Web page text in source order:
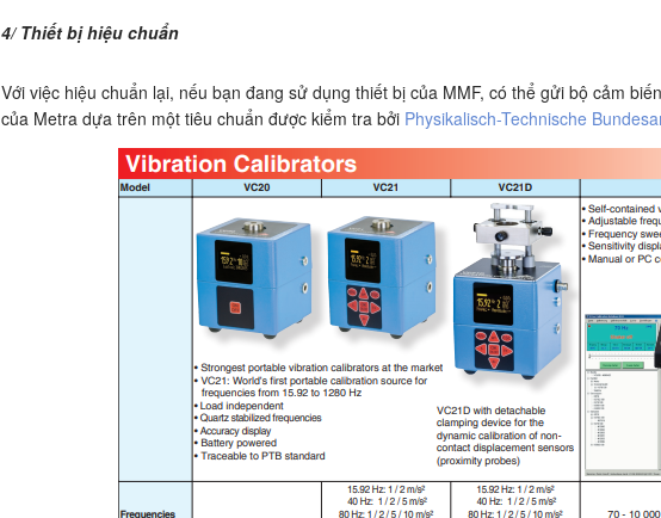
4/ Thiết bị hiệu chuẩn
Với việc hiệu chuẩn lại, nếu bạn đang sử dụng thiết bị của MMF, có thể gửi bộ cảm
của Metra dựa trên một tiêu chuẩn được kiểm tra bởi Physikalisch-Technische